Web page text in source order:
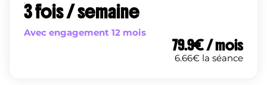
3 fois / semaine
Avec engagement 12 mois
79.9€ / mois
6.66€ la séance